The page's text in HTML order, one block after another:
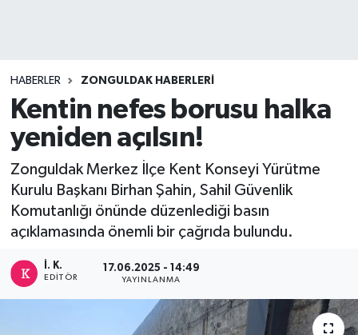
HABERLER ZONGULDAK HABERLERI
Kentin nefes borusu halka
yeniden açılsın!
Zonguldak Merkez İlçe Kent Konseyi Yürütme
Kurulu Başkanı Birhan Şahin, Sahil Güvenlik
Komutanlığı önünde düzenlediği basın
açıklamasında önemli bir çağrıda bulundu.
İ. K.
EDITÖR
17.06.2025 - 14:49
YAYINLANMA
EREĞLİ
GÖKÇEBEY
KARABÜK
KASTAMONU